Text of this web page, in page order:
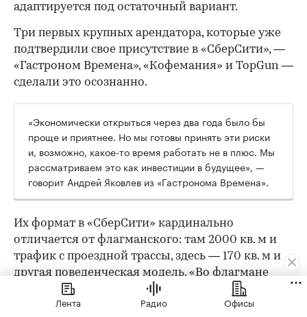
адаптируется под остаточный вариант.
Три первых крупных арендатора, которые уже
подтвердили свое присутствие в «СберСити», —
«Гастроном Времена», «Кофемания» и TopGun —
сделали это осознанно.
«Экономически открыться через два года было бы
проще и приятнее. Но мы готовы принять эти риски
и, возможно, какое-то время работать не в плюс. Мы
рассматриваем это как инвестиции в будущее», —
говорит Андрей Яковлев из «Гастронома Времена».
Их формат в «СберСити» кардинально
отличается от флагманского: там 2000 кв. м и
трафик с проездной трассы, здесь — 170 кв. м и
другая поведенческая модель. «Во флагмане
люди специально едут за большой корзиной.
Тут — докупить хлеб или молоко по пути с
Лента Радио Офисы